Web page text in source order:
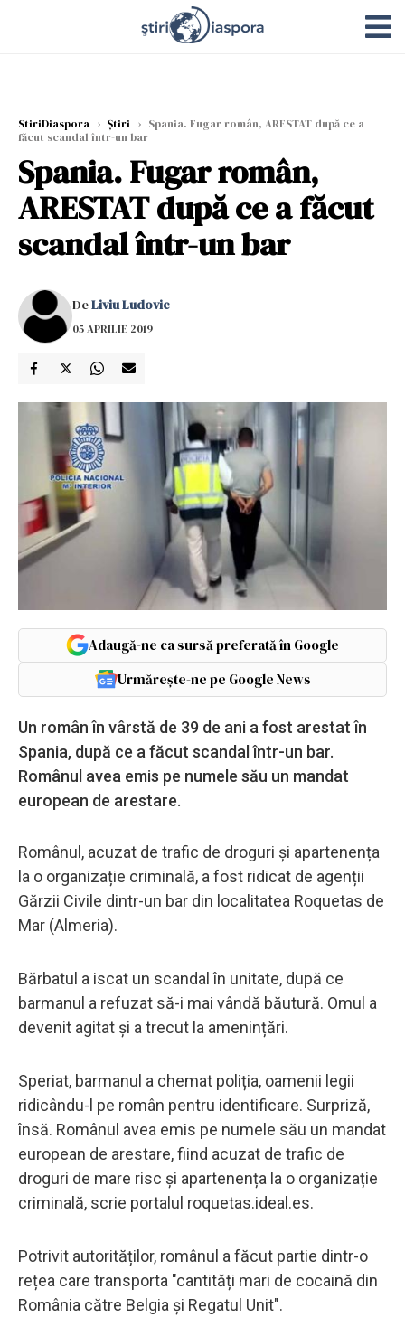
StiriDiaspora › Știri › Spania. Fugar român, ARESTAT după ce a
făcut scandal într-un bar
Spania. Fugar român,
ARESTAT după ce a făcut
scandal într-un bar
DeLiviu Ludovic
05 APRILIE 2019
Adaugă-ne ca sursă preferată în Google
Urmărește-ne pe Google News
Un român în vârstă de 39 de ani a fost arestat în
Spania, după ce a făcut scandal într-un bar.
Românul avea emis pe numele său un mandat
european de arestare.
Românul, acuzat de trafic de droguri și apartenența
la o organizație criminală, a fost ridicat de agenții
Gărzii Civile dintr-un bar din localitatea Roquetas de
Mar (Almeria).
Bărbatul a iscat un scandal în unitate, după ce
barmanul a refuzat să-i mai vândă băutură. Omul a
devenit agitat și a trecut la amenințări.
Speriat, barmanul a chemat poliția, oamenii legii
ridicându-l pe român pentru identificare. Surpriză,
însă. Românul avea emis pe numele său un mandat
european de arestare, fiind acuzat de trafic de
droguri de mare risc și apartenența la o organizație
criminală, scrie portalul roquetas.ideal.es.
Potrivit autorităților, românul a făcut partie dintr-o
rețea care transporta "cantități mari de cocaină din
România către Belgia și Regatul Unit".